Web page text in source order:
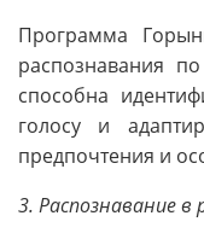
Программа
распознавания
способна
голосу и
предпочтения и
3. Распознавание в